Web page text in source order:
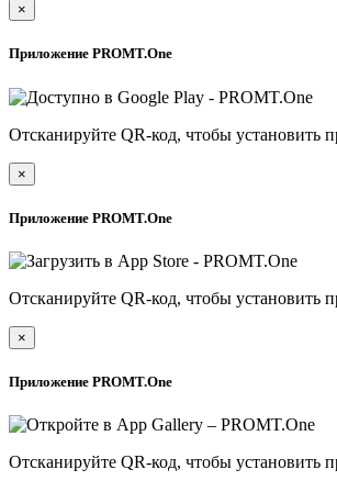
×
Приложение PROMT.One
Отсканируйте QR-код, чтобы установить
×
Приложение PROMT.One
Отсканируйте QR-код, чтобы установить
×
Приложение PROMT.One
Отсканируйте QR-код, чтобы установить